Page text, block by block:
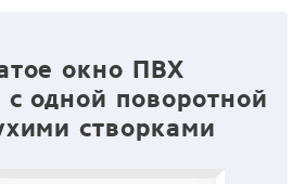
окно ПВХ
одной поворотной
створками